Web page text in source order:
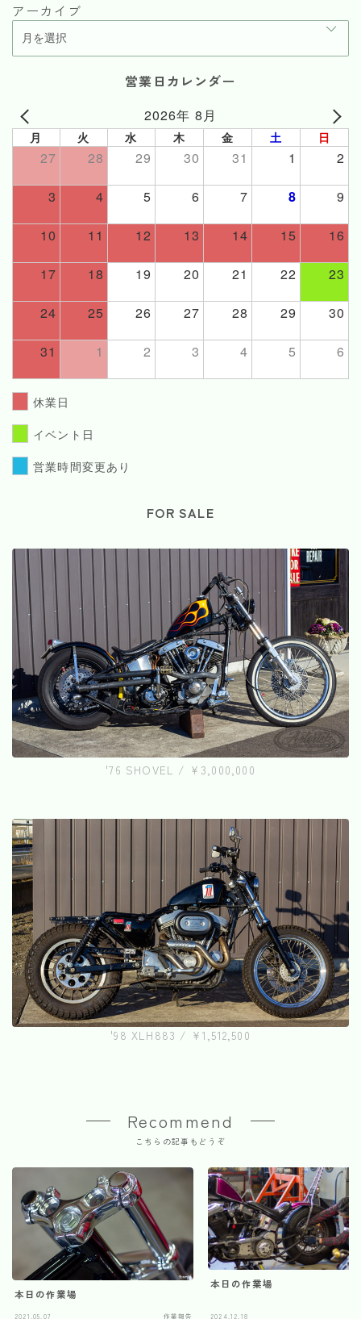
アーカイブ
営業日カレンダー
2026年 8月
月 火 水 木 金 土 日
27 28 29 30 31 1 2
3 4 5 6 7 8 9
10 11 12 13 14 15 16
17 18 19 20 21 22 23
24 25 26 27 28 29 30
31 1 2 3 4 5 6
休業日
イベント日
営業時間変更あり
FOR SALE
'76 SHOVEL / ¥3,000,000
'98 XLH883 / ¥1,512,500
Recommend
こちらの記事もどうぞ
本日の作業場
2021.05.07 作業報告
本日の作業場
2024.12.18